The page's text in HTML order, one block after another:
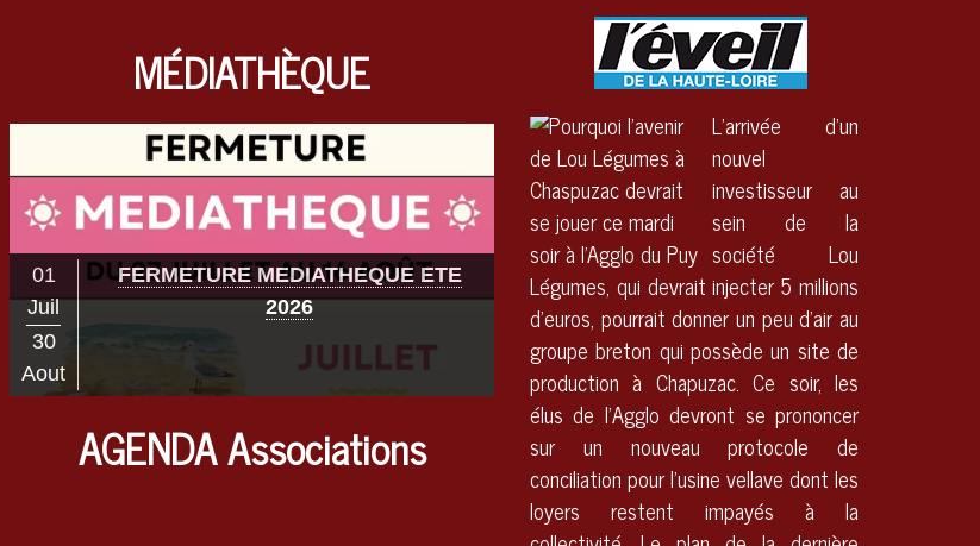
MÉDIATHÈQUE
01
Juil
30
Aout
FERMETURE MEDIATHEQUE ETE
2026
AGENDA Associations
à l'Agglo du Puy
28/07/2026
L’arrivée d’un
nouvel
investisseur au
sein de la
société Lou
Légumes, qui devrait injecter 5 millions
d’euros, pourrait donner un peu d’air au
groupe breton qui possède un site de
production à Chapuzac. Ce soir, les
élus de l’Agglo devront se prononcer
sur un nouveau protocole de
conciliation pour l’usine vellave dont les
loyers restent impayés à la
collectivité. Le plan de la dernière
chance ?